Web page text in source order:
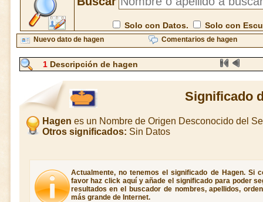
Solo con Datos. Solo con
Nuevo dato de hagen Comentarios de hagen
1 Descripción de hagen
Significado
Hagen es un Nombre de Origen Desconocido del
Otros significados: Sin Datos
Actualmente, no tenemos el significado de Hagen. Si
favor haz click aquí y añade el significado para poder
resultados en el buscador de nombres, apellidos,
más grande de Internet.